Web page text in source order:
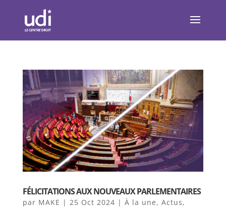
FÉLICITATIONS AUX NOUVEAUX PARLEMENTAIRES
par MAKE | 25 Oct 2024 | À la une, Actus,